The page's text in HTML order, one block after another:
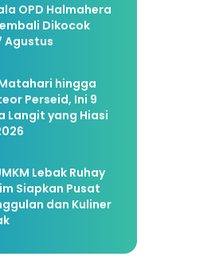
OPD Halmahera
Dikocok
Agustus
hingga
Perseid, Ini 9
Langit yang Hiasi
Lebak Ruhay
Siapkan Pusat
dan Kuliner